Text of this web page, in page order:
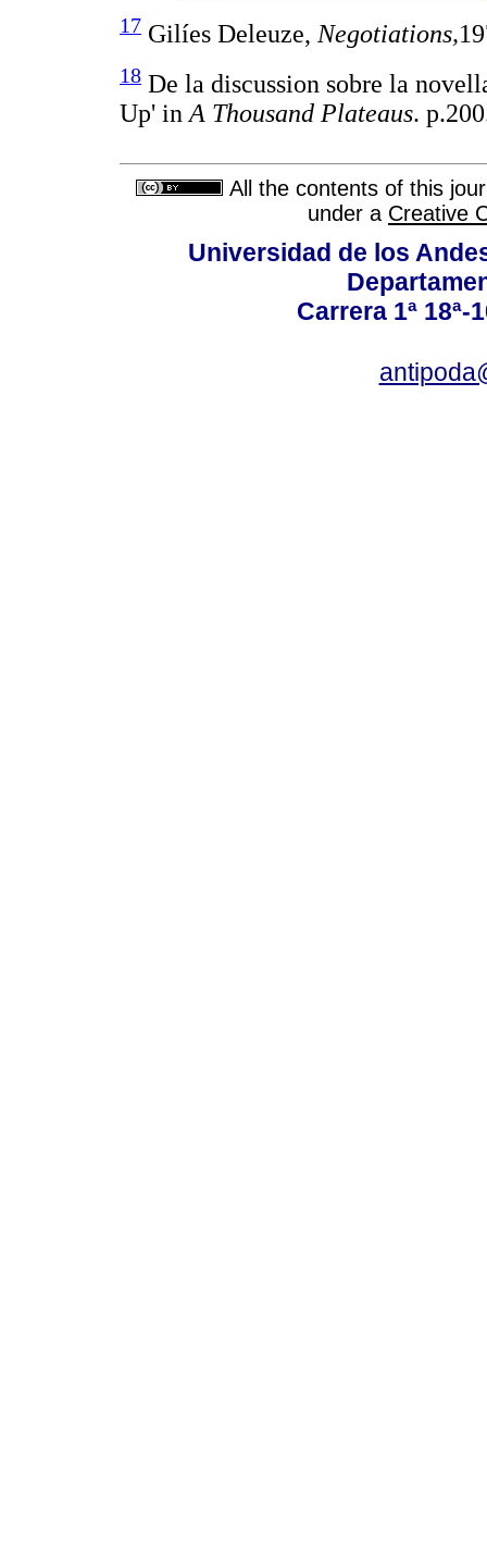
17 Gilíes Deleuze, Negotiations,
18 De la discussion sobre la
Up' in A Thousand Plateaus.
All the contents of this
under a Creative
Universidad de los
Carrera 1ª